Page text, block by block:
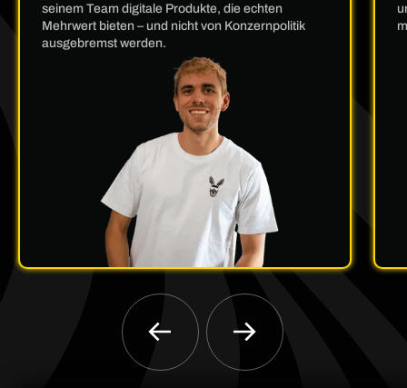
seinem Team digitale Produkte, die echten
Mehrwert bieten – und nicht von Konzernpolitik
ausgebremst werden.